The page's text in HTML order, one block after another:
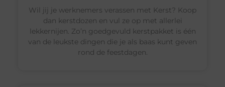
Wil jij je werknemers verassen met Kerst? Koop
dan kerstdozen en vul ze op met allerlei
lekkernijen. Zo’n goedgevuld kerstpakket is één
van de leukste dingen die je als baas kunt geven
rond de feestdagen.